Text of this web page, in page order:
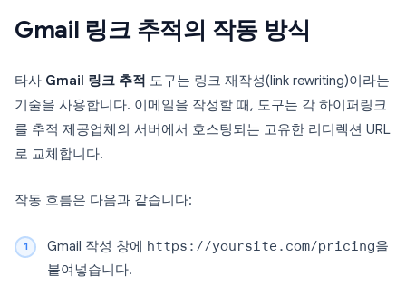
Gmail 링크 추적의 작동 방식
타사 Gmail 링크 추적 도구는 링크 재작성(link rewriting)이라는
기술을 사용합니다. 이메일을 작성할 때, 도구는 각 하이퍼링크
를 추적 제공업체의 서버에서 호스팅되는 고유한 리디렉션 URL
로 교체합니다.
작동 흐름은 다음과 같습니다:
Gmail 작성 창에 https://yoursite.com/pricing을
붙여넣습니다.